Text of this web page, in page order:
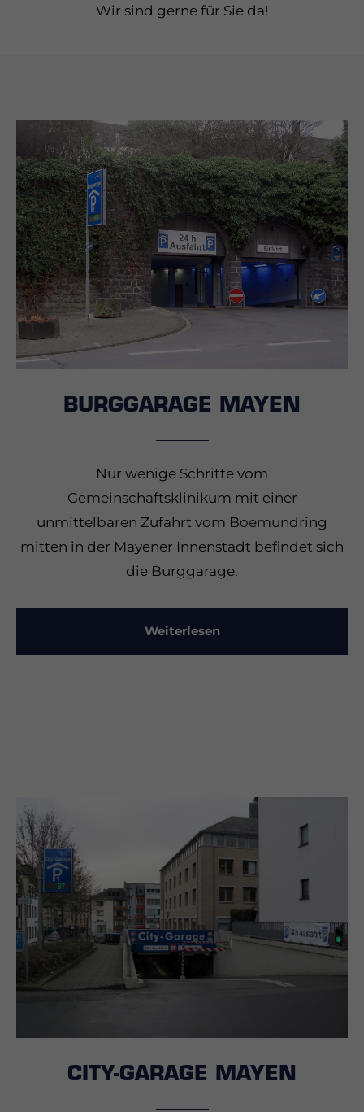
+44 1234 567 890
About us
Lorem ipsum dolor sit amet,
consectetuer adipiscing elit.
Aenean commodo ligula eget dolor. Aenean
massa. Cum sociis natoque penatibus et
magnis dis parturient montes, nascetur
ridiculus mus. Donec quam felis, ultricies
nec.
Wir sind gerne für Sie da!
BURGGARAGE MAYEN
Nur wenige Schritte vom
Gemeinschaftsklinikum mit einer
unmittelbaren Zufahrt vom Boemundring
mitten in der Mayener Innenstadt befindet sich
die Burggarage.
Weiterlesen
CITY-GARAGE MAYEN